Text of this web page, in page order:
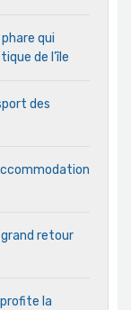
qui
de l’île
des
grand retour
la